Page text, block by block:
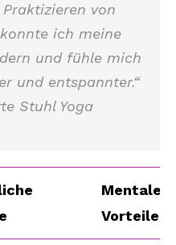
von
konnte ich meine
und fühle mich
und entspannter.“
Stuhl Yoga
Mentale
Vorteile